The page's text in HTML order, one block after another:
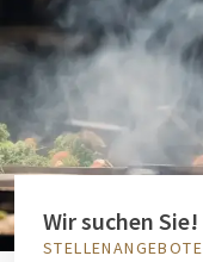
Wir suchen Sie!
STELLENANGEBOTE